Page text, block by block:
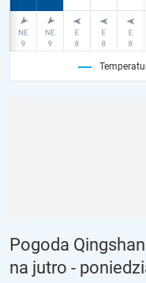
Pogoda
na jutro -